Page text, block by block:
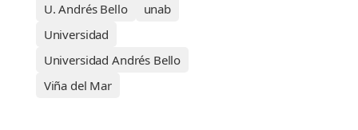
U. Andrés Bello
unab
Universidad
Universidad Andrés Bello
Viña del Mar